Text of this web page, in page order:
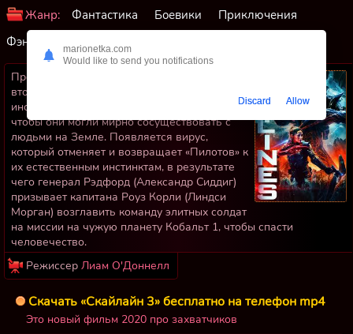
Жанр: Фантастика Боевики
Приключения
Фэнтези
Прошли годы лет с тех пор, как началось
вторжение. Смертоносная порода
инопланетян, изменили свою биологию,
чтобы они могли мирно сосуществовать с
людьми на Земле. Появляется вирус,
который отменяет и возвращает «Пилотов» к
их естественным инстинктам, в результате
чего генерал Рэдфорд (Александр Сиддиг)
призывает капитана Роуз Корли (Линдси
Морган) возглавить команду элитных солдат
на миссии на чужую планету Кобальт 1, чтобы спасти
человечество.
Режиссер Лиам О'Доннелл
Скачать «Скайлайн 3» бесплатно на телефон mp4
Это новый фильм 2020 про захватчиков
marionetka.com
Would like to send you notifications
Discard Allow